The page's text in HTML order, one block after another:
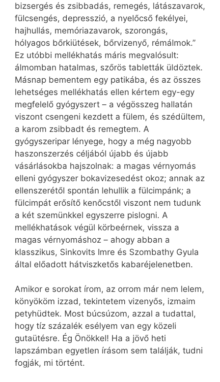
bizsergés és zsibbadás, remegés, látászavarok,
fülcsengés, depresszió, a nyelőcső fekélyei,
hajhullás, memóriazavarok, szorongás,
hólyagos bőrkiütések, bőrvizenyő, rémálmok.”
Ez utóbbi mellékhatás máris megvalósult:
álmomban hatalmas, szőrös tabletták üldöztek.
Másnap bementem egy patikába, és az összes
lehetséges mellékhatás ellen kértem egy-egy
megfelelő gyógyszert – a végösszeg hallatán
viszont csengeni kezdett a fülem, és szédültem,
a karom zsibbadt és remegtem. A
gyógyszeripar lényege, hogy a még nagyobb
haszonszerzés céljából újabb és újabb
vásárlásokba hajszolnak: a magas vérnyomás
elleni gyógyszer bokavizesedést okoz; annak az
ellenszerétől spontán lehullik a fülcimpánk; a
fülcimpát erősítő kenőcstől viszont nem tudunk
a két szemünkkel egyszerre pislogni. A
mellékhatások végül körbeérnek, vissza a
magas vérnyomáshoz – ahogy abban a
klasszikus, Sinkovits Imre és Szombathy Gyula
által előadott hátviszketős kabaréjelenetben.
Amikor e sorokat írom, az orrom már nem lelem,
könyököm izzad, tekintetem vizenyős, izmaim
petyhüdtek. Most búcsúzom, azzal a tudattal,
hogy tíz százalék esélyem van egy közeli
gutaütésre. Ég Önökkel! Ha a jövő heti
lapszámban egyetlen írásom sem találják, tudni
fogják, mi történt.